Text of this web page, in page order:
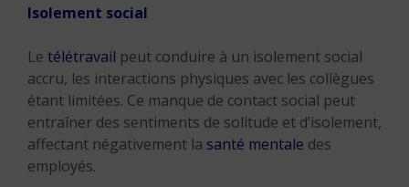
Isolement social
Le télétravail peut conduire à un isolement social
accru, les interactions physiques avec les collègues
étant limitées. Ce manque de contact social peut
entraîner des sentiments de solitude et d’isolement,
affectant négativement la santé mentale des
employés.